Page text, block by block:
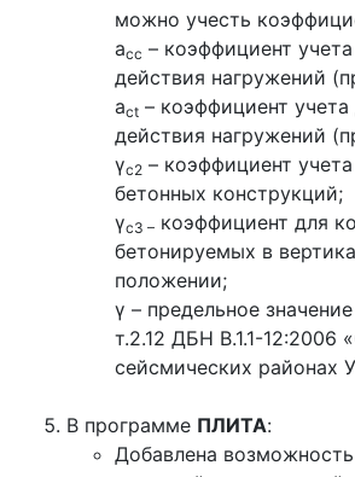
можно учесть
acc – коэффициент
действия нагружений
act – коэффициент учета
действия нагружений
γc2 – коэффициент
бетонных конструкций;
γc3 – коэффициент для
бетонируемых в
положении;
γ – предельное
т.2.12 ДБН В.1.1-12:2006
сейсмических районах
В программе ПЛИТА:
Добавлена